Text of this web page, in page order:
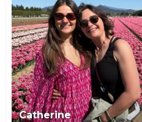
Catherine